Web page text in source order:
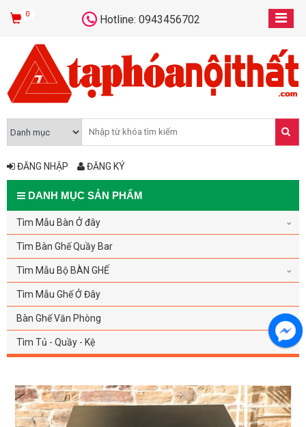
0 Hotline: 0943456702
ĐĂNG NHẬP ĐĂNG KÝ
DANH MỤC SẢN PHẨM
Tìm Mẫu Bàn Ở đây
Tìm Bàn Ghế Quầy Bar
Tìm Mẫu Bộ BÀN GHẾ
Tìm Mẫu Ghế Ở Đây
Bàn Ghế Văn Phòng
Tìm Tủ - Quầy - Kệ